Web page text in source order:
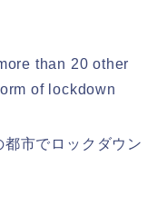
than 20 other
of lockdown
市でロックダウン